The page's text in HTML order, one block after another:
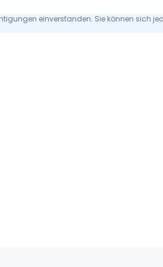
einverstanden. Sie können sich